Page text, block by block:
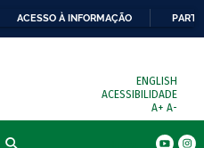
ACESSO À INFORMAÇÃO
ENGLISH
ACESSIBILIDADE
A+ A-